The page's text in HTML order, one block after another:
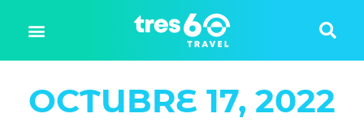
OCTUBRE 17, 2022